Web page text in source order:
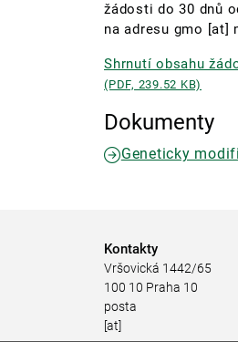
žádosti do 30 dnů
na adresu gmo [at]
Shrnutí obsahu
(PDF, 239.52 KB)
Dokumenty
Geneticky
Kontakty
Vršovická 1442/65
100 10 Praha 10
posta
[at]